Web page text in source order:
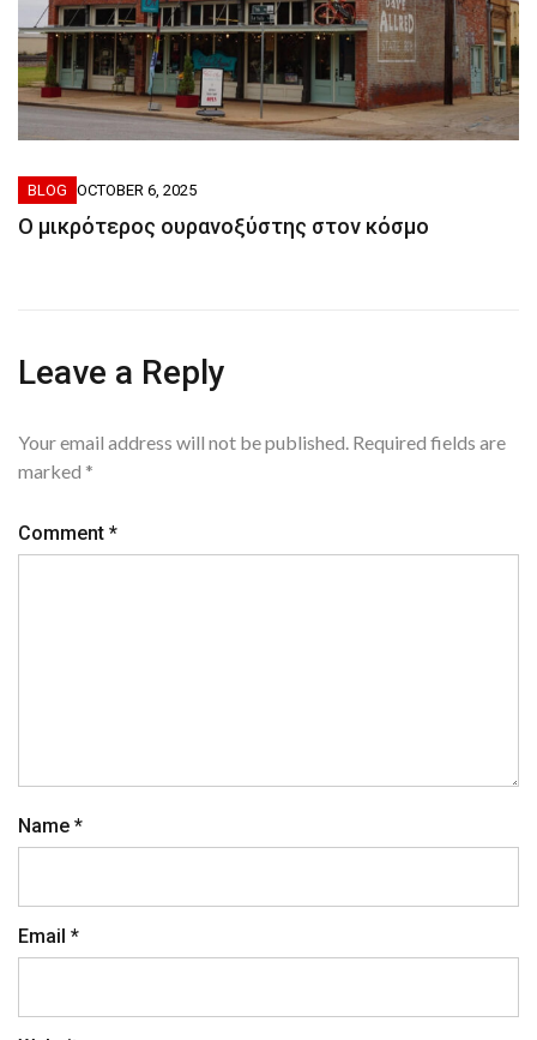
BLOG OCTOBER 6, 2025
Ο μικρότερος ουρανοξύστης στον κόσμο
Leave a Reply
Your email address will not be published. Required fields are
marked *
Comment *
Name *
Email *